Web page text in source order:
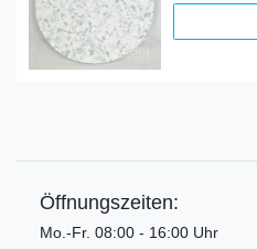
Öffnungszeiten:
Mo.-Fr. 08:00 - 16:00 Uhr